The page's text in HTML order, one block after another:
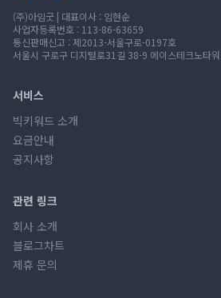
(주)아임굿 | 대표이사 : 임현순
사업자등록번호 : 113-86-63659
통신판매신고 : 제2013-서울구로-0197호
서울시 구로구 디지털로31길 38-9 에이스테크노타
서비스
빅키워드 소개
요금안내
공지사항
관련 링크
회사 소개
블로그차트
제휴 문의